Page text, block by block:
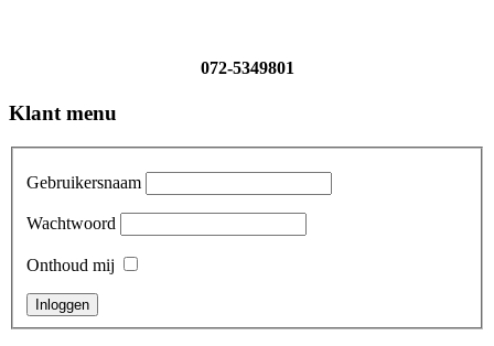
072-5349801
Klant menu
Gebruikersnaam
Wachtwoord
Onthoud mij